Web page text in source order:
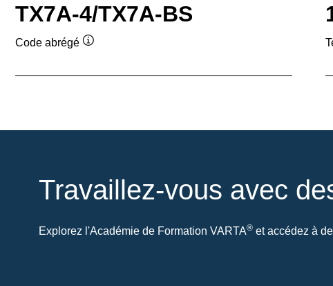
TX7A-4/TX7A-BS
Code abrégé
Travaillez-vous avec
Explorez l'Académie de Formation VARTA® et accédez à